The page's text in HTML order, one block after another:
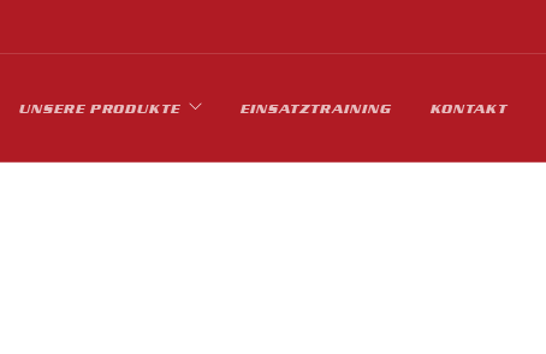
UNSERE PRODUKTE EINSATZTRAINING KONTAKT